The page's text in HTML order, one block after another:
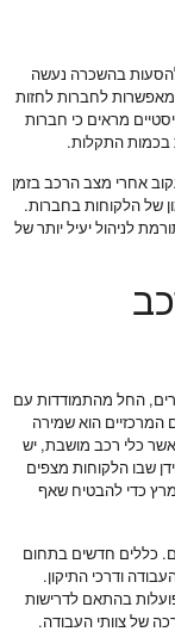
להסעות בהשכרה נעשה
מאפשרות לחברות לחזות
מראים כי חברות
בכמות התקלות.
אחרי מצב הרכב בזמן
של הלקוחות בחברות.
לניהול יעיל יותר של
החל מהתמודדות עם
המרכזיים הוא שמירה
כלי רכב מושבת, יש
שבו הלקוחות מצפים
כדי להבטיח שאף
כללים חדשים בתחום
ודרכי התיקון.
בהתאם לדרישות
של צוותי העבודה.